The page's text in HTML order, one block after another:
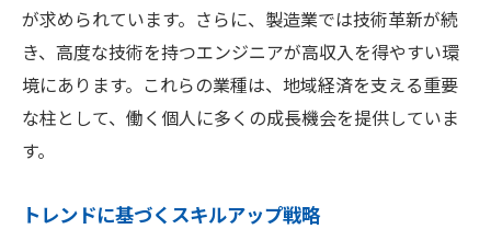
が求められています。さらに、製造業では技術革新が続
き、高度な技術を持つエンジニアが高収入を得やすい環
境にあります。これらの業種は、地域経済を支える重要
な柱として、働く個人に多くの成長機会を提供していま
す。
トレンドに基づくスキルアップ戦略